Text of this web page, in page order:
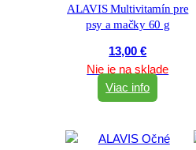
ALAVIS Multivitamín pre
psy a mačky 60 g
13,00€
Nie je na sklade
Viac info